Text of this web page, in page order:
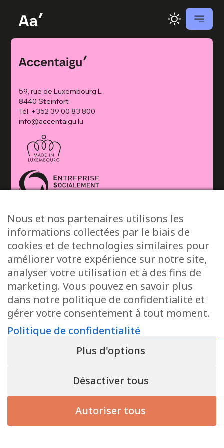
59, rue de Luxembourg L-
8440 Steinfort
Tél. +352 39 00 83 800
info@accentaigu.lu
© 2026 Accentaigu’ •Politique de confidentialité
Nous et nos partenaires utilisons les
informations collectées par le biais de
cookies et de technologies similaires pour
améliorer votre expérience sur notre site,
analyser votre utilisation et à des fins de
marketing. Vous pouvez en savoir plus
dans notre politique de confidentialité et
gérer votre consentement à tout moment.
Politique de confidentialité
Plus d'options
Désactiver tous
Autoriser tous